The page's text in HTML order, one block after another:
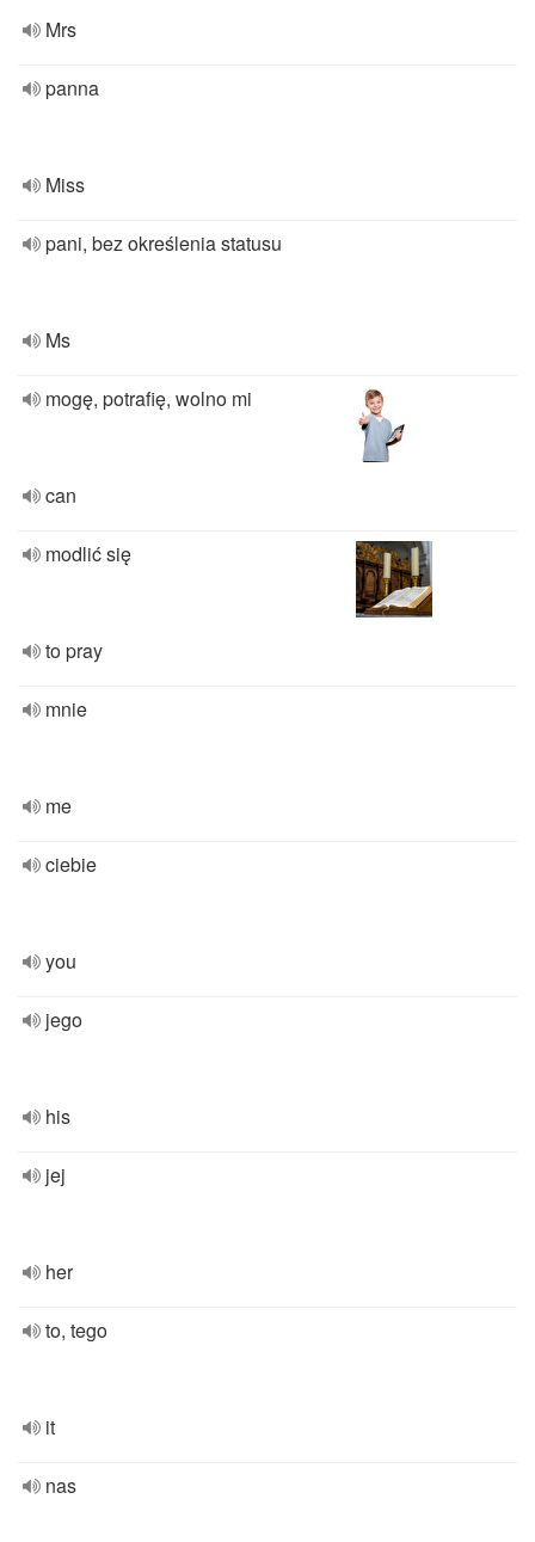
Mrs
panna
Miss
pani, bez określenia statusu
Ms
mogę, potrafię, wolno mi
can
modlić się
to pray
mnie
me
ciebie
you
jego
his
jej
her
to, tego
it
nas